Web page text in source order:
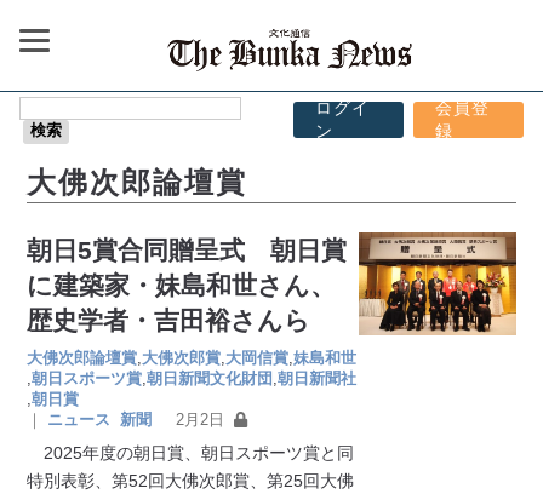
ログイ
ン
会員登
録
大佛次郎論壇賞
朝日5賞合同贈呈式 朝日賞
に建築家・妹島和世さん、
歴史学者・吉田裕さんら
大佛次郎論壇賞 大佛次郎賞 大岡信賞 ,妹島和世
,朝日スポーツ賞 ,朝日新聞文化財団 ,朝日新聞社
,朝日賞
｜
ニュース 新聞 2月2日
2025年度の朝日賞、朝日スポーツ賞と同
特別表彰、第52回大佛次郎賞、第25回大佛